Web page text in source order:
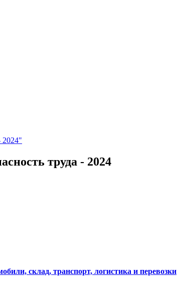
2024"
труда - 2024
склад, транспорт, логистика и перевозки